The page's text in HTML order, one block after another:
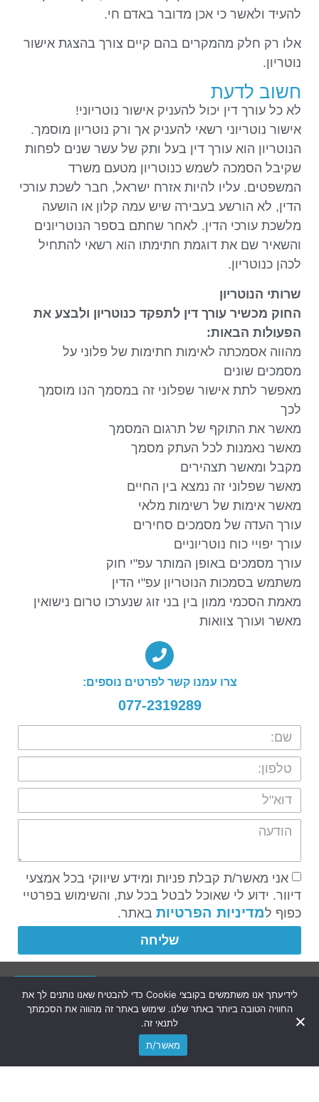
להעיד ולאשר כי אכן מדובר באדם חי.
אלו רק חלק מהמקרים בהם קיים צורך בהצגת אישור
נוטריון.
חשוב לדעת
לא כל עורך דין יכול להעניק אישור נוטריוני!
אישור נוטריוני רשאי להעניק אך ורק נוטריון מוסמך.
הנוטריון הוא עורך דין בעל ותק של עשר שנים לפחות
שקיבל הסמכה לשמש כנוטריון מטעם משרד
המשפטים. עליו להיות אזרח ישראל, חבר לשכת עורכי
הדין, לא הורשע בעבירה שיש עמה קלון או הושעה
מלשכת עורכי הדין. לאחר שחתם בספר הנוטריונים
והשאיר שם את דוגמת חתימתו הוא רשאי להתחיל
לכהן כנוטריון.
שרותי הנוטריון
החוק מכשיר עורך דין לתפקד כנוטריון ולבצע את
הפעולות הבאות:
מהווה אסמכתה לאימות חתימות של פלוני על
מסמכים שונים
מאפשר לתת אישור שפלוני זה במסמך הנו מוסמך
לכך
מאשר את התוקף של תרגום המסמך
מאשר נאמנות לכל העתק מסמך
מקבל ומאשר תצהירים
מאשר שפלוני זה נמצא בין החיים
מאשר אימות של רשימות מלאי
עורך העדה של מסמכים סחירים
עורך יפויי כוח נוטריוניים
עורך מסמכים באופן המותר עפ"י חוק
משתמש בסמכות הנוטריון עפ"י הדין
מאמת הסכמי ממון בין בני זוג שנערכו טרום נישואין
מאשר ועורך צוואות
צרו עמנו קשר לפרטים נוספים:
077-2319289
אני מאשר/ת קבלת פניות ומידע שיווקי בכל אמצעי
דיוור. ידוע לי שאוכל לבטל בכל עת, והשימוש בפרטיי
כפוף למדיניות הפרטיות באתר.
שליחה
רן מרכוס
רן מרכוס נוטריון
לידיעתך אנו משתמשים בקובצי Cookie כדי להבטיח שאנו נותנים לך את
החוויה הטובה ביותר באתר שלנו. שימוש באתר זה מהווה את הסכמתך
לתנאי זה.
מאשר/ת